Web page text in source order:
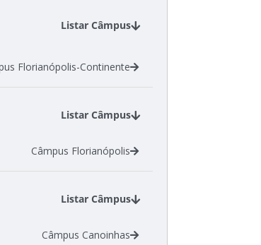
Listar Câmpus
Florianópolis-Continente
Listar Câmpus
Câmpus Florianópolis
Listar Câmpus
Câmpus Canoinhas